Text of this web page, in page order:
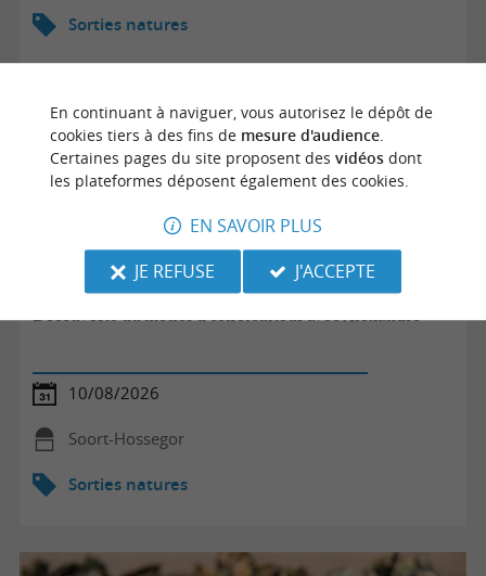
Sorties natures
Découverte du métier d'ostréiculteur avec Alexandre
10/08/2026
Soort-Hossegor
Sorties natures
En continuant à naviguer, vous autorisez le dépôt de
cookies tiers à des fins de mesure d'audience.
Certaines pages du site proposent des vidéosdont
les plateformes déposent également des cookies.
EN SAVOIR PLUS
JE REFUSE
J'ACCEPTE